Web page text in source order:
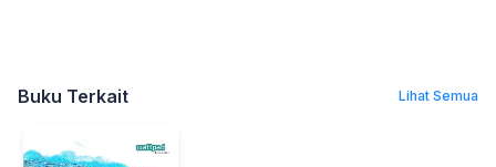
Buku Terkait Lihat Semua